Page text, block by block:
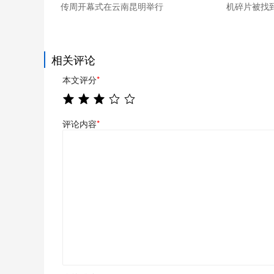
传周开幕式在云南昆明举行
机碎片被找
相关评论
本文评分*
评论内容*